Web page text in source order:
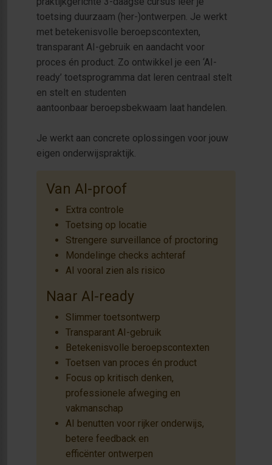
toetsing duurzaam (her-)ontwerpen. Je werkt
met betekenisvolle beroepscontexten,
transparant AI-gebruik en aandacht voor
proces én product. Zo ontwikkel je een ‘AI-
ready’ toetsprogramma dat leren centraal stelt
en stelt en studenten
aantoonbaar beroepsbekwaam laat handelen.
Je werkt aan concrete oplossingen voor jouw
eigen onderwijspraktijk.
Van AI-proof
Extra controle
Toetsing op locatie
Strengere surveillance of proctoring
Mondelinge checks achteraf
AI vooral zien als risico
Naar AI-ready
Slimmer toetsontwerp
Transparant AI-gebruik
Betekenisvolle beroepscontexten
Toetsen van proces én product
Focus op kritisch denken,
professionele afweging en
vakmanschap
AI benutten voor rijker onderwijs,
betere feedback en
efficënter ontwerpen